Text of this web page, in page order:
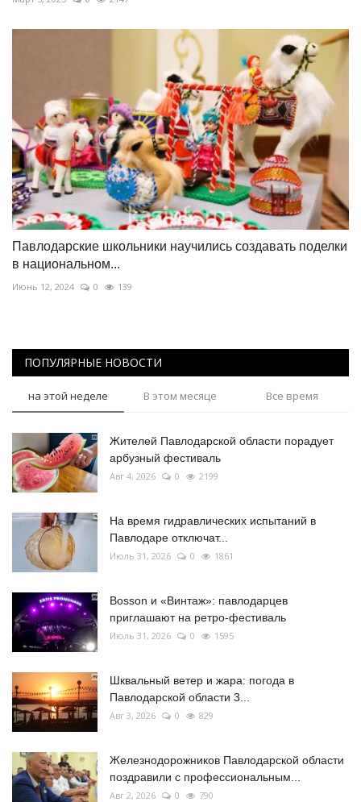
Павлодарские школьники научились создавать поделки
в национальном...
Июнь 12, 2024 0 139
ПОПУЛЯРНЫЕ НОВОСТИ
на этой неделе В этом месяце Все время
Жителей Павлодарской области порадует
арбузный фестиваль
Авг 4, 2026 0 2199
На время гидравлических испытаний в
Павлодаре отключат...
Июль 31, 2026 0 1861
Bosson и «Винтаж»: павлодарцев
приглашают на ретро-фестиваль
Июль 31, 2026 0 1595
Шквальный ветер и жара: погода в
Павлодарской области 3...
Авг 3, 2026 0 829
Железнодорожников Павлодарской области
поздравили с профессиональным...
Авг 2, 2026 0 790